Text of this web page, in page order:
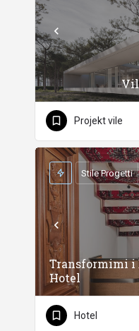
Projekt vile
Transformimi i
Hotel
Stile Progetti
Hotel